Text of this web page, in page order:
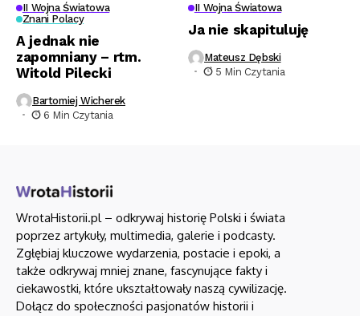
II Wojna Światowa
Znani Polacy
A jednak nie
zapomniany – rtm.
Witold Pilecki
Bartomiej Wicherek
6 Min Czytania
II Wojna Światowa
Ja nie skapituluję
Mateusz Dębski
5 Min Czytania
WrotaHistorii.pl – odkrywaj historię Polski i świata
poprzez artykuły, multimedia, galerie i podcasty.
Zgłębiaj kluczowe wydarzenia, postacie i epoki, a
także odkrywaj mniej znane, fascynujące fakty i
ciekawostki, które ukształtowały naszą cywilizację.
Dołącz do społeczności pasjonatów historii i